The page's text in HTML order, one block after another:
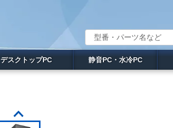
デスクトップPC 静音PC・水冷PC